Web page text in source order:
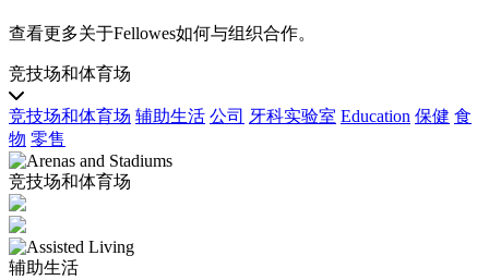
查看更多关于Fellowes如何与组织合作。
竞技场和体育场
竞技场和体育场 辅助生活 公司 牙科实验室 Education 保健 食
物 零售
竞技场和体育场
辅助生活